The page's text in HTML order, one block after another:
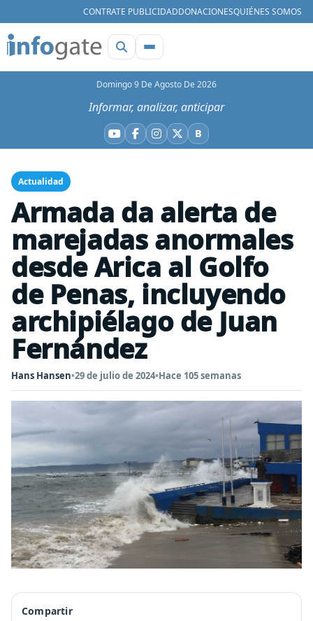
CONTRATE PUBLICIDADDONACIONESQUIÉNES SOMOS
Domingo 9 De Agosto De 2026
Informar, analizar, anticipar
YouTube
Facebook
Instagram
X BBluesky
Actualidad
Armada da alerta de
marejadas anormales
desde Arica al Golfo
de Penas, incluyendo
archipiélago de Juan
Fernández
Hans Hansen•29 de julio de 2024•Hace 105 semanas
Compartir